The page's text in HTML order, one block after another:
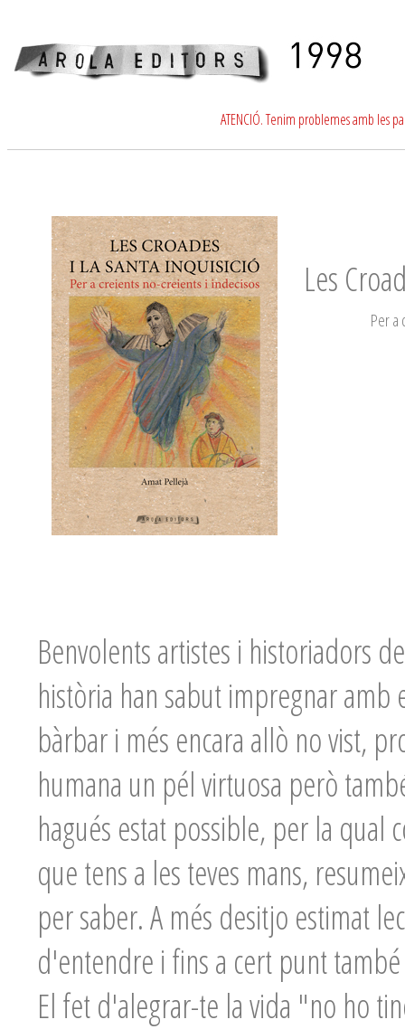
ATENCIÓ. Tenim problemes amb les
Les
Per a
Benvolents artistes i historiadors
història han sabut impregnar
bàrbar i més encara allò no vist,
humana un pél virtuosa però
hagués estat possible, per la qual
que tens a les teves mans,
per saber. A més desitjo estimat
d'entendre i fins a cert punt
El fet d'alegrar-te la vida "no ho